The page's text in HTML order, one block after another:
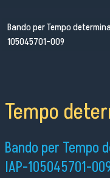
Bando per Tempo
105045701-009
Tempo
Bando per Tempo
IAP-105045701-